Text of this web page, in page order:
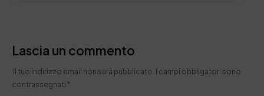
Lascia un commento
Il tuo indirizzo email non sarà pubblicato. I campi obbligatori sono
contrassegnati *